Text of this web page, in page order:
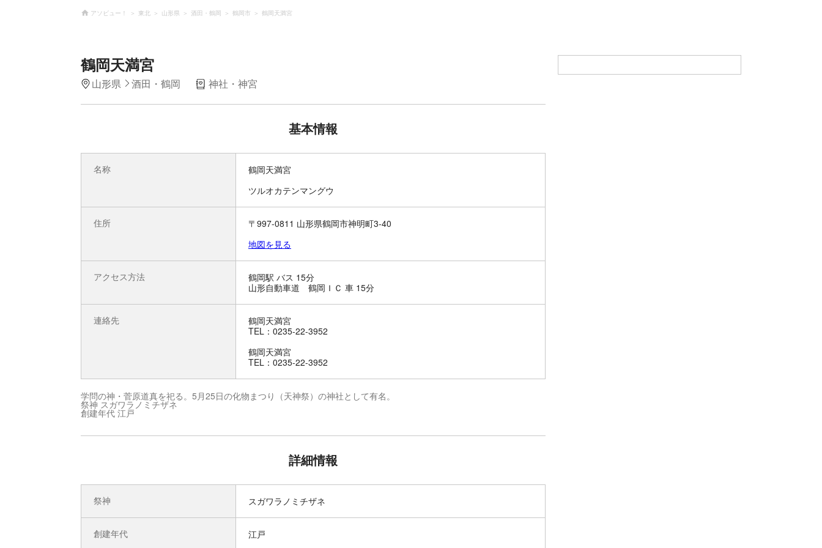
アソビュー！ 東北 山形県 酒田・鶴岡 鶴岡市 鶴岡天満宮
鶴岡天満宮
山形県 酒田・鶴岡 神社・神宮
基本情報
名称
鶴岡天満宮
ツルオカテンマングウ
住所
〒997-0811 山形県鶴岡市神明町3-40
地図を見る
アクセス方法
鶴岡駅 バス 15分
山形自動車道 鶴岡ＩＣ 車 15分
連絡先
鶴岡天満宮
TEL：0235-22-3952
鶴岡天満宮
TEL：0235-22-3952
学問の神・菅原道真を祀る。5月25日の化物まつり（天神祭）の神社として有名。
祭神 スガワラノミチザネ
創建年代 江戸
詳細情報
祭神 スガワラノミチザネ
創建年代 江戸